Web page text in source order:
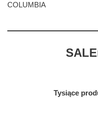
COLUMBIA
Tysiące